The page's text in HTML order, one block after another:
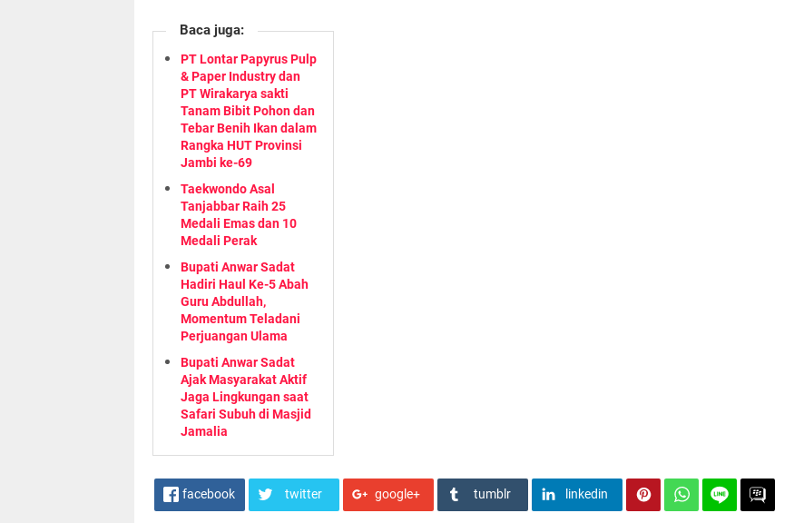
Baca juga:
PT Lontar Papyrus Pulp
& Paper Industry dan
PT Wirakarya sakti
Tanam Bibit Pohon dan
Tebar Benih Ikan dalam
Rangka HUT Provinsi
Jambi ke-69
Taekwondo Asal
Tanjabbar Raih 25
Medali Emas dan 10
Medali Perak
Bupati Anwar Sadat
Hadiri Haul Ke-5 Abah
Guru Abdullah,
Momentum Teladani
Perjuangan Ulama
Bupati Anwar Sadat
Ajak Masyarakat Aktif
Jaga Lingkungan saat
Safari Subuh di Masjid
Jamalia
facebook twitter google+ tumblr linkedin